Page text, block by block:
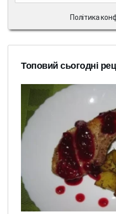
Політика
Топовий сьогодні